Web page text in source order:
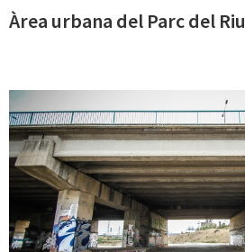
Àrea urbana del Parc del Riu